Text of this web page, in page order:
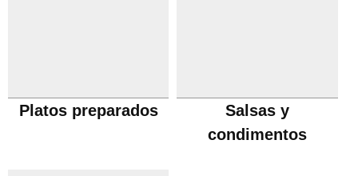
Platos preparados
Salsas y
condimentos